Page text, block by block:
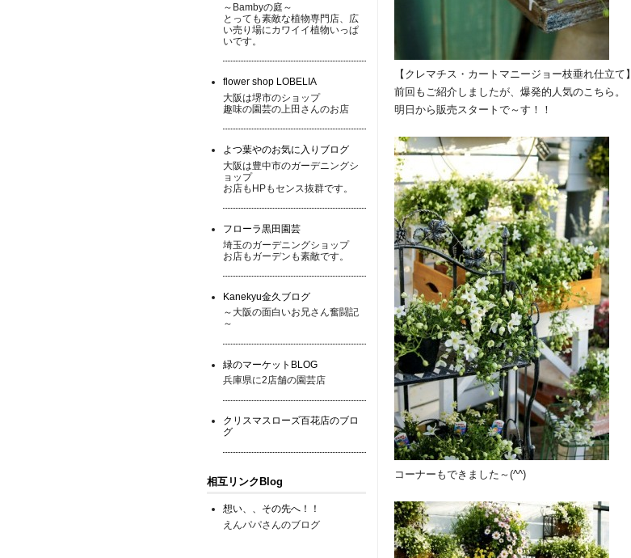
【クレマチス・カートマニージョー枝垂れ仕立て】
前回もご紹介しましたが、爆発的人気のこちら。
明日から販売スタートで～す！！
コーナーもできました～(^^)
～Bambyの庭～
とっても素敵な植物専門店、広
い売り場にカワイイ植物いっぱ
いです。
flower shop LOBELIA
大阪は堺市のショップ
趣味の園芸の上田さんのお店
よつ葉やのお気に入りブログ
大阪は豊中市のガーデニングシ
ョップ
お店もHPもセンス抜群です。
フローラ黒田園芸
埼玉のガーデニングショップ
お店もガーデンも素敵です。
Kanekyu金久ブログ
～大阪の面白いお兄さん奮闘記
～
緑のマーケットBLOG
兵庫県に2店舗の園芸店
クリスマスローズ百花店のブロ
グ
相互リンクBlog
想い、、その先へ！！
えんパパさんのブログ